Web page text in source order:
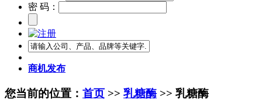
密 码：
商机发布
您当前的位置： 首页 >> 乳糖酶>> 乳糖酶